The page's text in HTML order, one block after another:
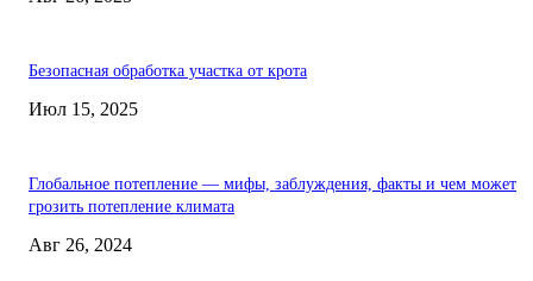
Безопасная обработка участка от крота
Июл 15, 2025
Глобальное потепление — мифы, заблуждения, факты и чем может
грозить потепление климата
Авг 26, 2024